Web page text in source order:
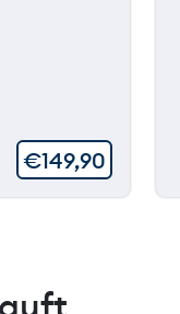
€149,90